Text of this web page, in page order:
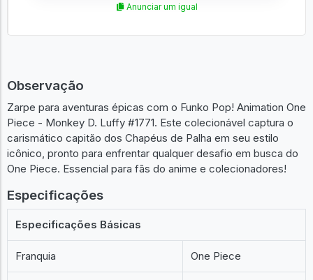
Anunciar um igual
Observação
Zarpe para aventuras épicas com o Funko Pop! Animation One
Piece - Monkey D. Luffy #1771. Este colecionável captura o
carismático capitão dos Chapéus de Palha em seu estilo
icônico, pronto para enfrentar qualquer desafio em busca do
One Piece. Essencial para fãs do anime e colecionadores!
Especificações
Especificações Básicas
Franquia One Piece